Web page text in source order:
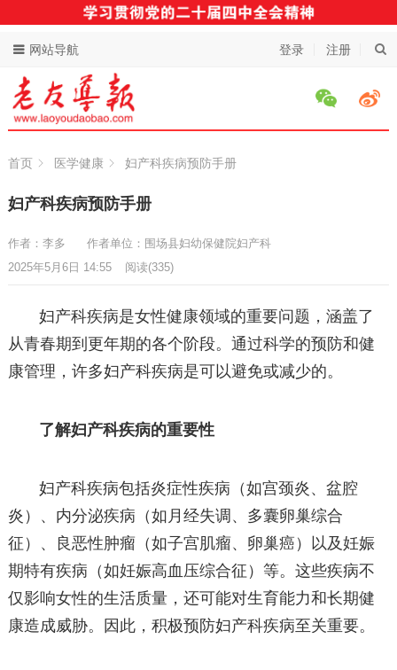
登录 注册
网站导航
首页 医学健康 妇产科疾病预防手册
妇产科疾病预防手册
作者：李多
作者单位：围场县妇幼保健院妇产科
2025年5月6日 14:55
阅读(335)
妇产科疾病是女性健康领域的重要问题，涵盖了
从青春期到更年期的各个阶段。通过科学的预防和健
康管理，许多妇产科疾病是可以避免或减少的。
了解妇产科疾病的重要性
妇产科疾病包括炎症性疾病（如宫颈炎、盆腔
炎）、内分泌疾病（如月经失调、多囊卵巢综合
征）、良恶性肿瘤（如子宫肌瘤、卵巢癌）以及妊娠
期特有疾病（如妊娠高血压综合征）等。这些疾病不
仅影响女性的生活质量，还可能对生育能力和长期健
康造成威胁。因此，积极预防妇产科疾病至关重要。